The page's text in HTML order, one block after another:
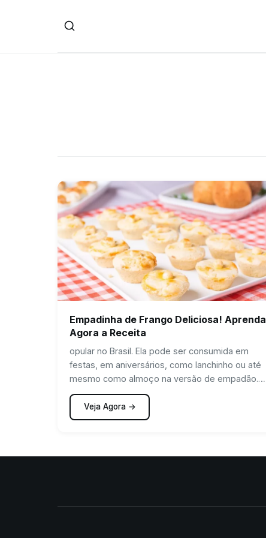
Empadinha de Frango Deliciosa! Aprenda
Agora a Receita
opular no Brasil. Ela pode ser consumida em
festas, em aniversários, como lanchinho ou até
mesmo como almoço na versão de empadão.
Por ser uma receita muito prática e simples de
fazer, é comum ver a empadinha em todo lugar
que você vá.
Veja Agora →